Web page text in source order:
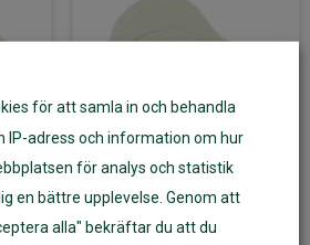
Bröstvärmare av
för att samla in och behandla
IP-adress och information om hur
för analys och statistik
en bättre upplevelse. Genom att
alla" bekräftar du att du